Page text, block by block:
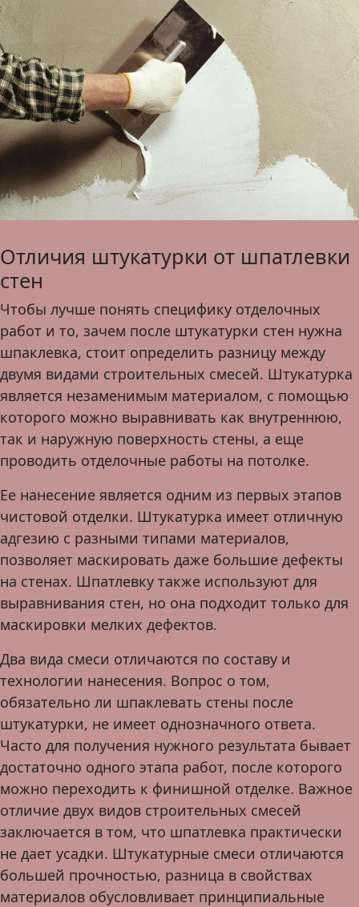
Отличия штукатурки от шпатлевки
стен
Чтобы лучше понять специфику отделочных
работ и то, зачем после штукатурки стен нужна
шпаклевка, стоит определить разницу между
двумя видами строительных смесей. Штукатурка
является незаменимым материалом, с помощью
которого можно выравнивать как внутреннюю,
так и наружную поверхность стены, а еще
проводить отделочные работы на потолке.
Ее нанесение является одним из первых этапов
чистовой отделки. Штукатурка имеет отличную
адгезию с разными типами материалов,
позволяет маскировать даже большие дефекты
на стенах. Шпатлевку также используют для
выравнивания стен, но она подходит только для
маскировки мелких дефектов.
Два вида смеси отличаются по составу и
технологии нанесения. Вопрос о том,
обязательно ли шпаклевать стены после
штукатурки, не имеет однозначного ответа.
Часто для получения нужного результата бывает
достаточно одного этапа работ, после которого
можно переходить к финишной отделке. Важное
отличие двух видов строительных смесей
заключается в том, что шпатлевка практически
не дает усадки. Штукатурные смеси отличаются
большей прочностью, разница в свойствах
материалов обусловливает принципиальные